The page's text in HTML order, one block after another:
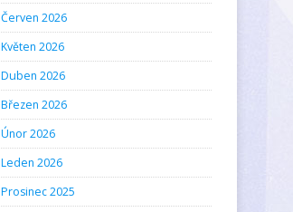
Červen 2026
Květen 2026
Duben 2026
Březen 2026
Únor 2026
Leden 2026
Prosinec 2025